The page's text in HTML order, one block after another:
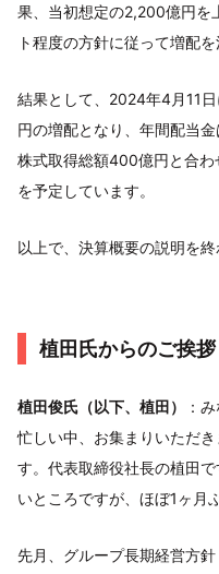
果、当初想定の2,200億円を
ト程度の方針に従って増配を
結果として、2024年4月11
円の増配となり、年間配当
株式取得総額400億円と合
を予定しています。
以上で、決算概要の説明を終
植田氏からのご挨拶
植田俊氏（以下、植田）
：
忙しい中、お集まりいただ
す。代表取締役社長の植田
いところですが、ほぼ1ヶ月
先月、グループ長期経営方